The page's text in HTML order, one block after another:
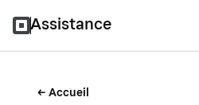
Assistance
Accueil